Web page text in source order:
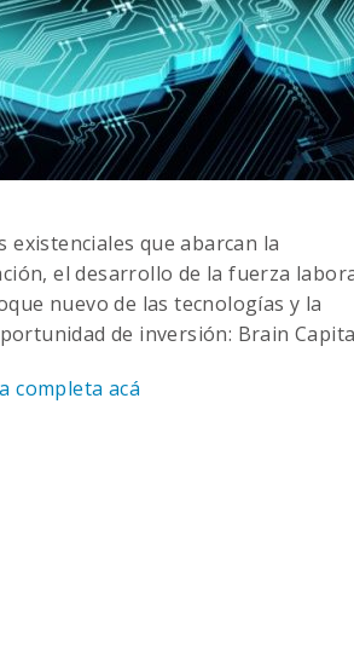
existenciales que abarcan la
el desarrollo de la fuerza
nuevo de las tecnologías y la
de inversión: Brain
completa acá